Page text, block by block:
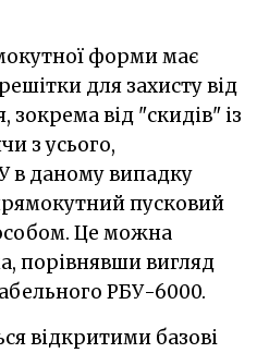
форми має
для захисту від
від "скидів" із
з усього,
в даному випадку
пусковий
Це можна
порівнявши вигляд
РБУ-6000.
відкритими базові